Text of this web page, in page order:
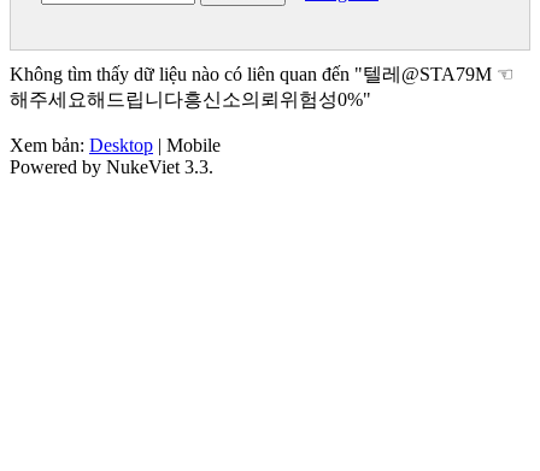
Không tìm thấy dữ liệu nào có liên quan đến "텔레@STA79M ☜
해주세요해드립니다흥신소의뢰위험성0%"
Xem bản: Desktop | Mobile
Powered by NukeViet 3.3.